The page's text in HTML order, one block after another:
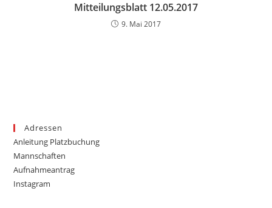
Mitteilungsblatt 12.05.2017
9. Mai 2017
Adressen
Anleitung Platzbuchung
Mannschaften
Aufnahmeantrag
Instagram